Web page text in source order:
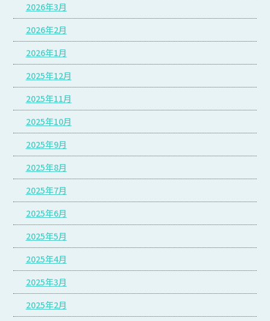
2026年3月
2026年2月
2026年1月
2025年12月
2025年11月
2025年10月
2025年9月
2025年8月
2025年7月
2025年6月
2025年5月
2025年4月
2025年3月
2025年2月